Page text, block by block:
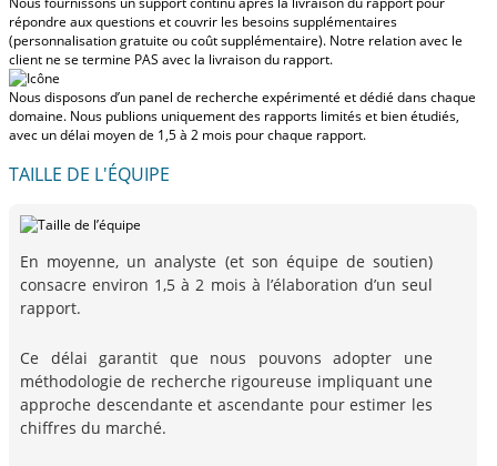
répondre aux questions et couvrir les besoins supplémentaires
(personnalisation gratuite ou coût supplémentaire). Notre relation avec le
client ne se termine PAS avec la livraison du rapport.
Nous disposons d’un panel de recherche expérimenté et dédié dans chaque
domaine. Nous publions uniquement des rapports limités et bien étudiés,
avec un délai moyen de 1,5 à 2 mois pour chaque rapport.
TAILLE DE L'ÉQUIPE
En moyenne, un analyste (et son équipe de soutien)
consacre environ 1,5 à 2 mois à l’élaboration d’un seul
rapport.
Ce délai garantit que nous pouvons adopter une
méthodologie de recherche rigoureuse impliquant une
approche descendante et ascendante pour estimer les
chiffres du marché.